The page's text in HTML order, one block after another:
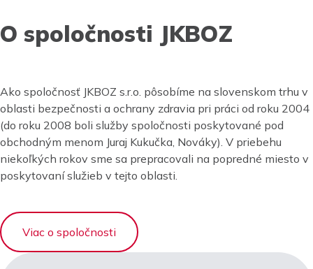
O spoločnosti JKBOZ
Ako spoločnosť JKBOZ s.r.o. pôsobíme na slovenskom trhu v
oblasti bezpečnosti a ochrany zdravia pri práci od roku 2004
(do roku 2008 boli služby spoločnosti poskytované pod
obchodným menom Juraj Kukučka, Nováky). V priebehu
niekoľkých rokov sme sa prepracovali na popredné miesto v
poskytovaní služieb v tejto oblasti.
Viac o spoločnosti